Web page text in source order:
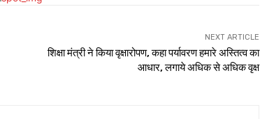
NEXT ARTICLE
शिक्षा मंत्री ने किया वृक्षारोपण, कहा पर्यावरण हमारे अस्तित्व का
आधार, लगाये अधिक से अधिक वृक्ष